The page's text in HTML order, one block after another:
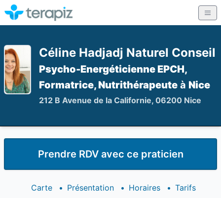
Céline Hadjadj Naturel Conseil
Psycho-Energéticienne EPCH,
Formatrice, Nutrithérapeute à Nice
212 B Avenue de la Californie, 06200 Nice
Prendre RDV avec ce praticien
Carte • Présentation • Horaires • Tarifs